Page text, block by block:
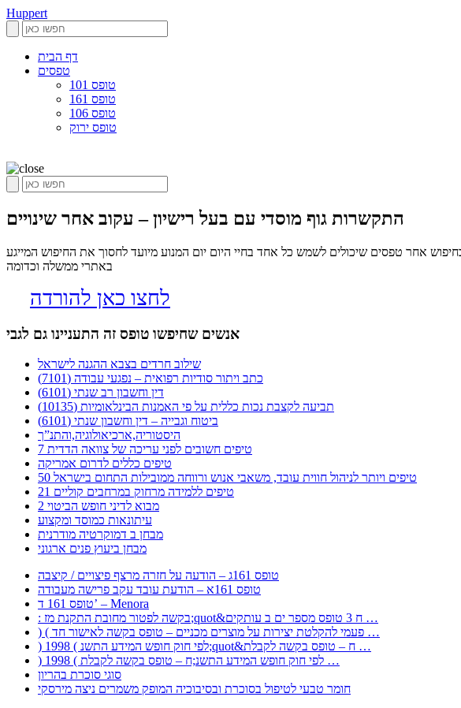
Huppert
דף הבית
טפסים
טופס 101
טופס 161
טופס 106
טופס ירוק
התקשרות גוף מוסדי עם בעל רישיון – עקוב אחר שינויים
אחר טפסים שיכולים לשמש כל אחד בחיי היום יום המנוע מיועד לחסוך את החיפוש המייגע
באתרי ממשלה וכדומה
לחצו כאן להורדה
אנשים שחיפשו טופס זה התעניינו גם לגבי
שילוב חרדים בצבא ההגנה לישראל
כתב ויתור סודיות רפואית – נפגעי עבודה (7101)
דין וחשבון רב שנתי (6101)
תביעה לקצבת נכות כללית על פי האמנות הבינלאומיות (10135)
ביטוח וגבייה – דין וחשבון שנתי (6101)
היסטוריה,ארכיאולוגיה,והתנ”ך
7 טיפים חשובים לפני עריכה של צוואה הדדית
טיפים כללים לדרום אמריקה
50 טיפים ויותר לניהול חווית עובד, משאבי אנוש ורווחה ממובילות התחום בישראל
21 טיפים ללמידה מרחוק במרחבים קוליים
מבוא לדיני חופש הביטוי 2
עיתונאות כמוסד ומקצוע
מבחן ב דמוקרטיה מודרנית
מבחן ביעוץ פנים ארגוני
טופס 161ג – הודעה על חזרה מרצף פיצויים / קיצבה
טופס 161א – הודעת עובד עקב פרישה מעבודה
טופס 161 ד’ – Menora
: בקשה לפטור מחובת התקנת מז;quot&ח 3 טופס מספר ים ב עותקים …
) ( פעמי להקלטת יצירות על מוצרים מכניים – טופס בקשה לאישור חד …
) 1998 ( לפי חוק חופש המידע התשנ;quot&ח – טופס בקשה לקבלת …
) 1998 ( לפי חוק חופש המידע התשנ;ח – טופס בקשה לקבלת …
סוגי סוכרת בהריון
חומר טבעי לטיפול בסוכרת ובסיבוכיה המופק משמרים ניצה מירסקי